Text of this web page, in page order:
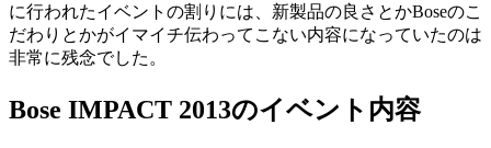
に行われたイベントの割りには、新製品の良さとかBoseのこ
だわりとかがイマイチ伝わってこない内容になっていたのは
非常に残念でした。
Bose IMPACT 2013のイベント内容